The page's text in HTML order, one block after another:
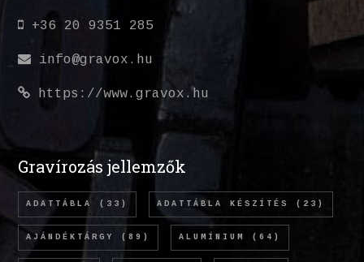
+36 20 9351 285
info@gravox.hu
https://www.gravox.hu
Gravírozás jellemzők
ADATTÁBLA (33) ADATTÁBLA KÉSZÍTÉS (23)
AJÁNDÉKTÁRGY (89) ALUMÍNIUM (64)